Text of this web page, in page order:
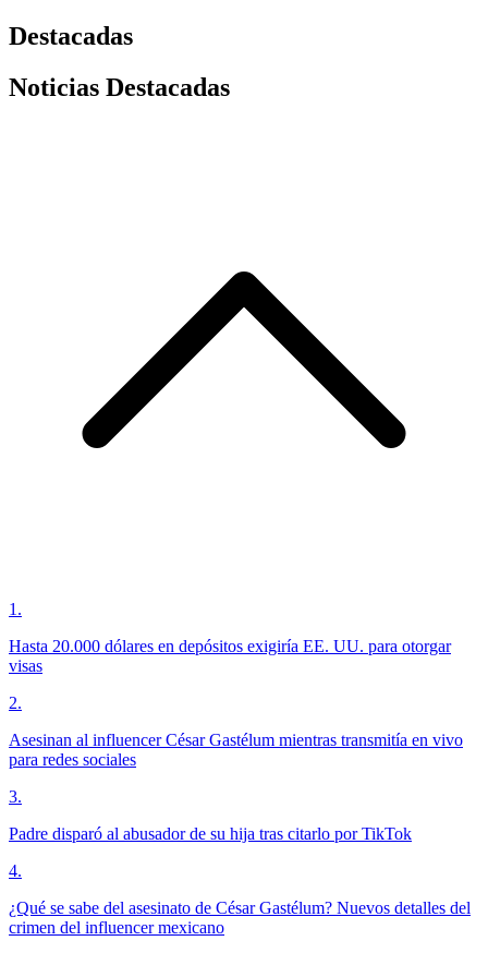
Destacadas
Noticias Destacadas
1 .
Hasta 20.000 dólares en depósitos exigiría EE. UU. para otorgar
visas
2.
Asesinan al influencer César Gastélum mientras transmitía en vivo
para redes sociales
3.
Padre disparó al abusador de su hija tras citarlo por TikTok
4.
¿Qué se sabe del asesinato de César Gastélum? Nuevos detalles del
crimen del influencer mexicano